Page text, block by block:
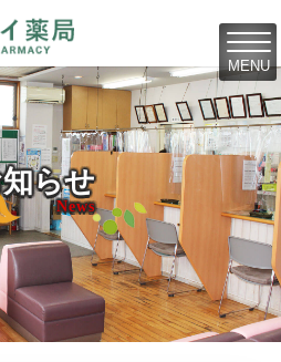
MENU
らせ
News